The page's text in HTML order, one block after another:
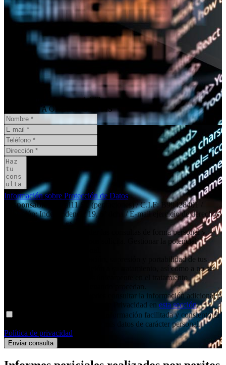
¿Necesita un informe pericial?
CONSULTA ONLINE
GRATIS
Información sobre Protección de Datos
Responsable
: Social11 SL (peritaciones) / C.I.F: B99428401 /
Dirección: Independencia 19, 6º dcha / E-mail ejercicio de derechos:
contacto@social11.es
: Atender las consultas de forma personal y
remitir la información que nos solicita. Gestionar la potencial
: Acceso, rectificación, supresión y portabilidad de tus
datos, de limitación y oposición a su tratamiento, así como a no ser
objeto de decisiones basadas únicamente en el tratamiento
: Puedes consultar la información adicional y
detallada sobre nuestra Política de Privacidad en esta sección.
Declaro haber entendido la información facilitada y consiento el
tratamiento que se efectuará de mis datos de carácter personal.
Política de privacidad